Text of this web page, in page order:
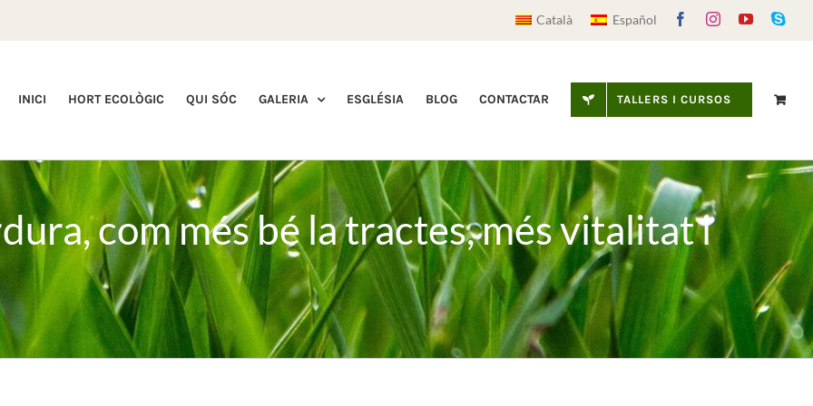
FacebookInstagramYouTube
Català Español
INICI HORT ECOLÒGIC QUI SÓC GALERIA ESGLÉSIA BLOG CONTACTAR TALLERS I CURSOS
com més bé la tractes, més vitalitat i